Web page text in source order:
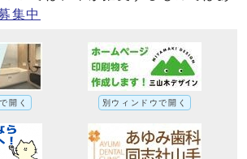
集中
開く 別ウィンドウで開く